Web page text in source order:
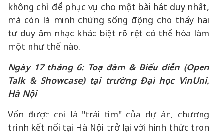
không chỉ để phục vụ cho một bài hát duy nhất,
mà còn là minh chứng sống động cho thấy hai
tư duy âm nhạc khác biệt rõ rệt có thể hòa làm
một như thế nào.
Ngày 17 tháng 6: Toạ đàm & Biểu diễn (Open
Talk & Showcase) tại trường Đại học VinUni,
Hà Nội
Vốn được coi là "trái tim" của dự án, chương
trình kết nối tại Hà Nội trở lại với hình thức trọn